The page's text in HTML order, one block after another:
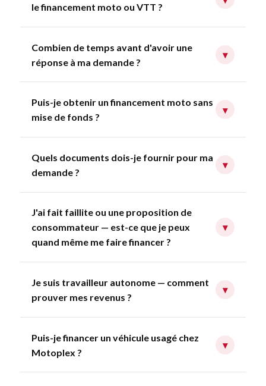
le financement moto ou VTT ?
Combien de temps avant d'avoir une
réponse à ma demande ?
▾
Puis-je obtenir un financement moto sans
mise de fonds ?
▾
Quels documents dois-je fournir pour ma
demande ?
▾
J'ai fait faillite ou une proposition de
consommateur — est-ce que je peux
quand même me faire financer ?
▾
Je suis travailleur autonome — comment
prouver mes revenus ?
▾
Puis-je financer un véhicule usagé chez
Motoplex ?
▾